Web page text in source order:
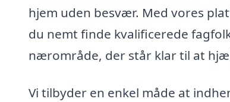
hjem uden besvær. Med vores
du nemt finde kvalificerede
nærområde, der står klar til at
Vi tilbyder en enkel måde at